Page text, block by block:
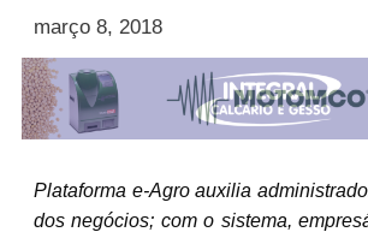
março 8, 2018
Plataforma e-Agro auxilia
dos negócios; com o sistema,